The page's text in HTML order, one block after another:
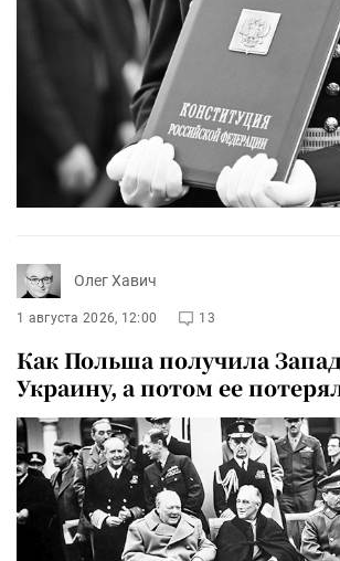
Олег Хавич
1 августа 2026, 12:00 13
Как Польша получила
Украину, а потом ее